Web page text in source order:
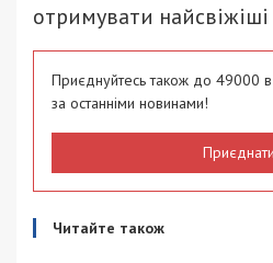
отримувати
Приєднуйтесь також до 49000
за останніми новинами!
Читайте також